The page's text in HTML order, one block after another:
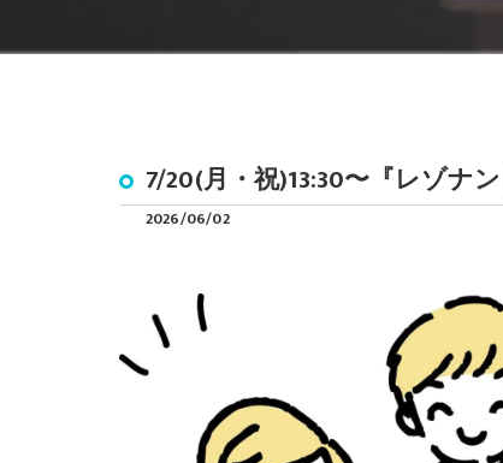
7/20(月・祝)13:30〜『レゾナ
2026/06/02